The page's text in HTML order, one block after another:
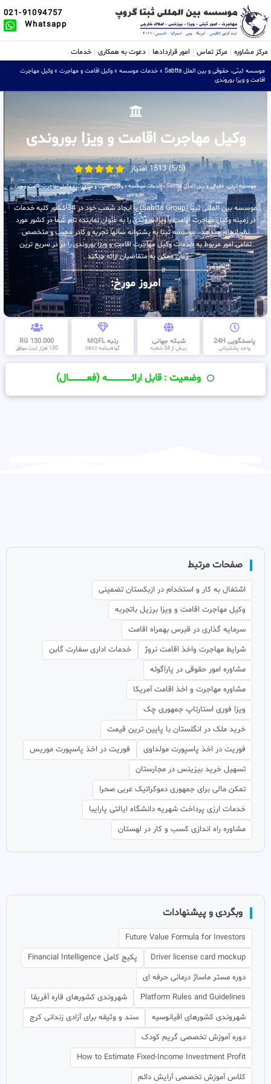
021-91094757
Whatsapp
مرکز مشاوره مرکز تماس امور قراردادها دعوت به همکاری خدمات
موسسه ثبتی، حقوقی و بین الملل Sabtta » خدمات موسسه » وکیل اقامت و مهاجرت » وکیل مهاجرت
اقامت و ویزا بوروندی
وکیل مهاجرت اقامت و ویزا بوروندی
(5/5) 1513 امتیاز
موسسه ثبتی، حقوقی و بین الملل Sabtta »خدمات موسسه»وکیل اقامت و مهاجرت»وکیل مهاجرت اقامت و ویزا
بوروندی
موسسه بین المللی ثبتا (Sabtta Group) با ایجاد شعب خود در 34 کشور کلیه خدمات
در زمینه وکیل مهاجرت اقامت و ویزا بوروندی را به عنوان نماینده تام شما در کشور مورد
نظر انجام میدهد . موسسه ثبتا به پشتوانه سالها تجربه و کادر مجرب و متخصص
تمامی امور مربوط به خدمات وکیل مهاجرت اقامت و ویزا بوروندی را در در سریع ترین
زمان ممکن به متقاضیان ارائه میکند .
امروز مورخ:
پاسخگویی 24H
واحد پشتیبانی
شبکه جهانی
بیش از 34 شعبه
رتبه MQFL
گواهینامه cess
130.000 RG
130 هزار ثبت موفق
وضعیت : قابل ارائــــــــــــــــــــه (فعـــــــــــــــال)
صفحات مرتبط
اشتغال به کار و استخدام در ازبکستان تضمینی
وکیل مهاجرت اقامت و ویزا برزیل باتجربه
سرمایه گذاری در قبرس بهمراه اقامت
شرایط مهاجرت واخذ اقامت نروژ
خدمات اداری سفارت گابن
مشاوره امور حقوقی در پاراگوئه
مشاوره مهاجرت و اخذ اقامت آمریکا
ویزا فوری استارتاپ جمهوری چک
خرید ملک در انگلستان با پایین ترین قیمت
فوریت در اخذ پاسپورت مولداوی
فوریت در اخذ پاسپورت موریس
تسهیل خرید بیزینس در مجارستان
تمکن مالی برای جمهوری دموکراتیک عربی صحرا
خدمات ارزی پرداخت شهریه دانشگاه ایالتی پارایبا
مشاوره راه اندازی کسب و کار در لهستان
وبگردی و پیشنهادات
Future Value Formula for Investors
Driver license card mockup
پکیج کامل Financial Intelligence
دوره مستر ماساژ درمانی حرفه ای
Platform Rules and Guidelines
شهروندی کشورهای قاره آفریقا
شهروندی کشورهای اقیانوسیه
سند و وثیقه برای آزادی زندانی کرج
دوره آموزش تخصصی گریم کودک
How to Estimate Fixed-Income Investment Profit
کلاس آموزش تخصصی آرایش دائم